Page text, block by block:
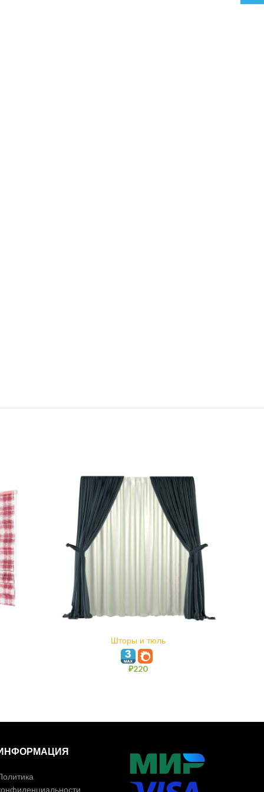
В КОРЗИНУ
Шторы и тюль
₽220